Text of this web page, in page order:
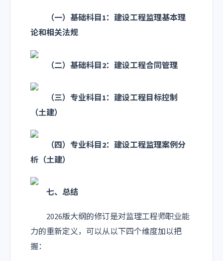
（一）基础科目1：建设工程监理基本理
论和相关法规
（二）基础科目2：建设工程合同管理
（三）专业科目1：建设工程目标控制
（土建）
（四）专业科目2：建设工程监理案例分
析（土建）
七、总结
2026版大纲的修订是对监理工程师职业能
力的重新定义，可以从以下四个维度加以把
握：